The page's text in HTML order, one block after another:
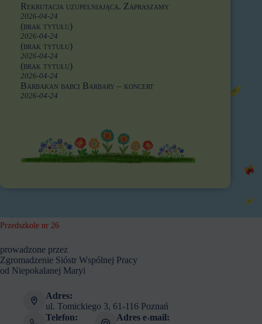
Rekrutacja uzupełniająca. Zapraszamy
2026-04-24
(brak tytułu)
2026-04-24
(brak tytułu)
2026-04-24
(brak tytułu)
2026-04-24
Barbakan babci Barbary – koncert
2026-04-24
Przedszkole nr 26
prowadzone przez
Zgromadzenie Sióstr Wspólnej Pracy
od Niepokalanej Maryi
Adres:
ul. Tomickiego 3, 61-116 Poznań
Telefon:
Adres e-mail: